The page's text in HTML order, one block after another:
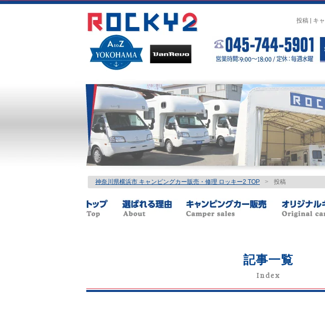
投稿 | キ
神奈川県横浜市 キャンピングカー販売・修理 ロッキー2 TOP > 投稿
記事一覧
Index